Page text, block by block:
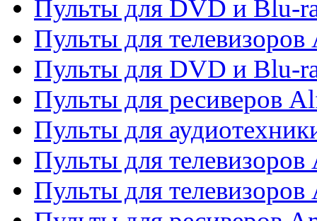
Пульты для DVD и Blu-
Пульты для
Пульты для DVD и Blu-
Пульты для ресиверов
Пульты для
Пульты для
Пульты для